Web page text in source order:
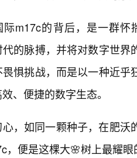
际m17c的背后，是一群
的脉搏，并将对数字世
惧挑战，而是以一种近
、便捷的数字生态。
，如同一颗种子，在肥沃
，便是这棵大🌸树上最耀